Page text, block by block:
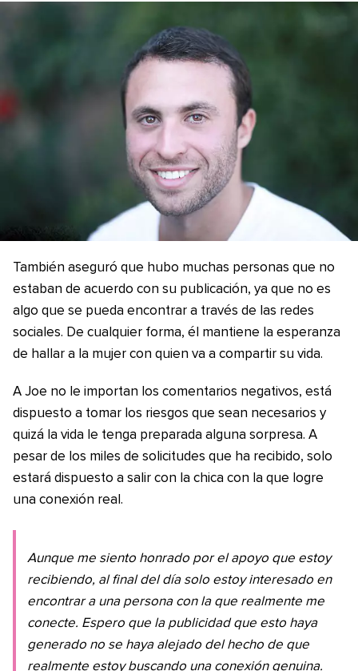
También aseguró que hubo muchas personas que no
estaban de acuerdo con su publicación, ya que no es
algo que se pueda encontrar a través de las redes
sociales. De cualquier forma, él mantiene la esperanza
de hallar a la mujer con quien va a compartir su vida.
A Joe no le importan los comentarios negativos, está
dispuesto a tomar los riesgos que sean necesarios y
quizá la vida le tenga preparada alguna sorpresa. A
pesar de los miles de solicitudes que ha recibido, solo
estará dispuesto a salir con la chica con la que logre
una conexión real.
Aunque me siento honrado por el apoyo que estoy
recibiendo, al final del día solo estoy interesado en
encontrar a una persona con la que realmente me
conecte. Espero que la publicidad que esto haya
generado no se haya alejado del hecho de que
realmente estoy buscando una conexión genuina.